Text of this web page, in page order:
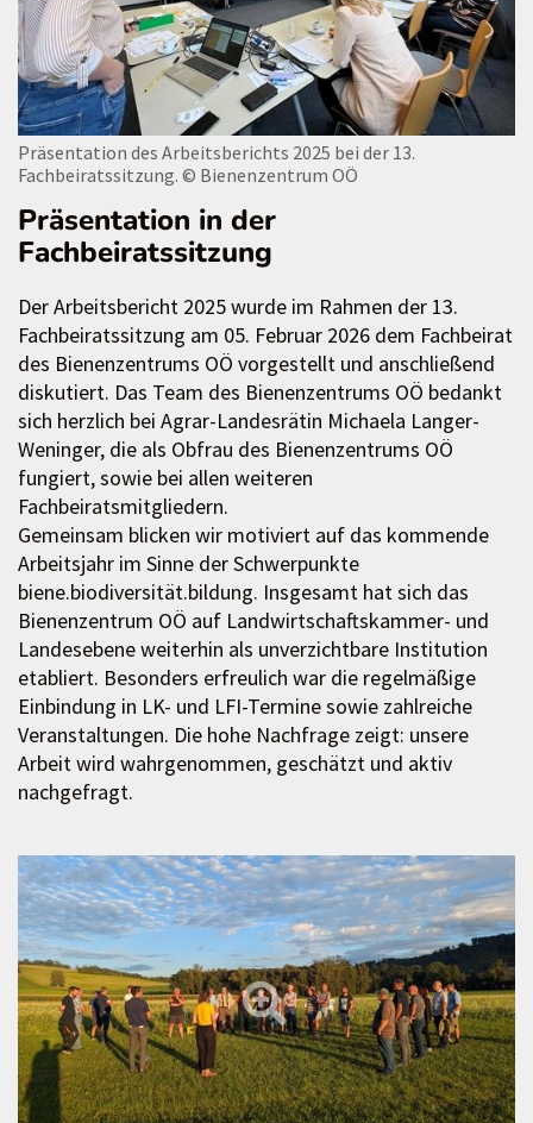
Präsentation des Arbeitsberichts 2025 bei der 13.
Fachbeiratssitzung. © Bienenzentrum OÖ
Präsentation in der
Fachbeiratssitzung
Der Arbeitsbericht 2025 wurde im Rahmen der 13.
Fachbeiratssitzung am 05. Februar 2026 dem Fachbeirat
des Bienenzentrums OÖ vorgestellt und anschließend
diskutiert. Das Team des Bienenzentrums OÖ bedankt
sich herzlich bei Agrar-Landesrätin Michaela Langer-
Weninger, die als Obfrau des Bienenzentrums OÖ
fungiert, sowie bei allen weiteren
Fachbeiratsmitgliedern.
Gemeinsam blicken wir motiviert auf das kommende
Arbeitsjahr im Sinne der Schwerpunkte
biene.biodiversität.bildung. Insgesamt hat sich das
Bienenzentrum OÖ auf Landwirtschaftskammer- und
Landesebene weiterhin als unverzichtbare Institution
etabliert. Besonders erfreulich war die regelmäßige
Einbindung in LK- und LFI-Termine sowie zahlreiche
Veranstaltungen. Die hohe Nachfrage zeigt: unsere
Arbeit wird wahrgenommen, geschätzt und aktiv
nachgefragt.